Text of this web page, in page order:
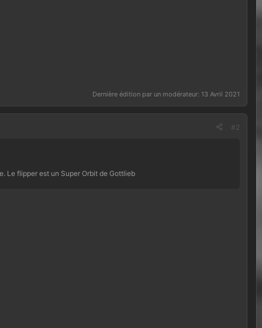
Dernière édition par un modérateur: 13 Avril 2021
#2
Le flipper est un Super Orbit de Gottlieb